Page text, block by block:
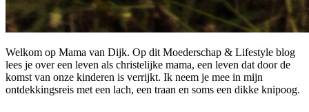
Welkom op Mama van Dijk. Op dit Moederschap & Lifestyle blog
lees je over een leven als christelijke mama, een leven dat door de
komst van onze kinderen is verrijkt. Ik neem je mee in mijn
ontdekkingsreis met een lach, een traan en soms een dikke knipoog.